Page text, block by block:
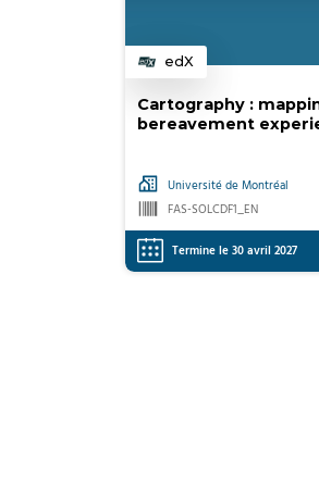
Cartography :
bereavement
Université de Montréal
FAS-SOLCDF1_EN
Catégorie
edX
Termine le 30 avril 2027